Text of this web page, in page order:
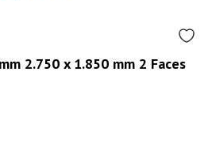
2.750 x 1.850 mm 2 Faces